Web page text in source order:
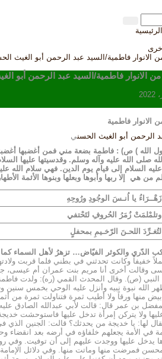
الانوار فاطمية/السيد عبد الرحمن أبو الغيث
الانوار فاطمية/السيد عبد الرحمن أبو
الانوار فاطمية
الرحمن أبو الغيث الحسني
الله ) ص) : فاطمة بضعة مني فمن أغضبها
صلى الله عليه وآله وسلم. وقدسيتها عليها
عليه السلام إلى قيام يوم الدين. فهي سلام الله
من هي إلا ربها وأبوها وبعلها وبنوها الأئمة
زَهْــرَاءُ يا اُنـسَ الوجُودِ ورُوحِهِ
وتلمْلمَتْ زُمَرُ الحُروفِ لتَحْتفي
لتُغـرِّدَ اللحـنَ الرّخـيمِ بمحفلٍ
الدّري والكوثر الفيّاض… تزهرُ لأهل السماء كما
النبي (ص). وقال المحدث القمي (ره): ولدت
الله نبوة نبيه وأنزل عليه الوحي بخمس
أبيض منها ورقاً ولا أطيب ثمرة فتناولت ثمرة
بن عمر قال: قالت لأبي عبدالله الصادق
ولا يتركن إمرأة تدخل عليها فاستوحشت
لها: يا خديجة من يحدثك؟ قالت: الجنين الذي
في الأمة يجعلهم خلفاؤه في أرضه بعد انقضاء
يدخل عليها ووجدت عليهم إلى أن توفيت. وفي